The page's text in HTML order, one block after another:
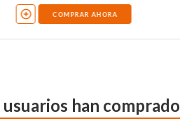
COMPRAR AHORA
han comprado